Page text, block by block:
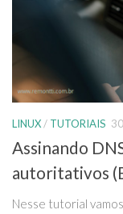
LINUX/ TUTORIAIS
Assinando
autoritativos
Nesse tutorial